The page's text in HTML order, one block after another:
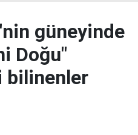
güneyinde
Doğu"
bilinenler